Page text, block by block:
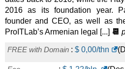
IaaS 4 vCPU / 4 GB RAM / 100 GB
(Jul 2026) :Linux/Windows
IaaS 8 vCPU / 12 GB RAM / 300
2016 as its foundation year.
founder and CEO, as well as
ProITLab’s Armenian legal [...] 📆
FREE with Domain : $ 0,00/thn (